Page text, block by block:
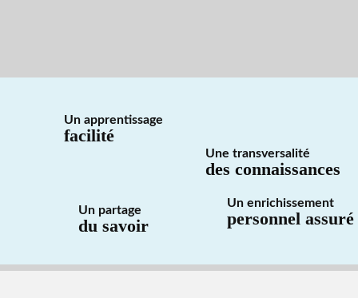
Un apprentissage
facilité
Une transversalité
des connaissances
Un partage
du savoir
Un enrichissement
personnel assuré